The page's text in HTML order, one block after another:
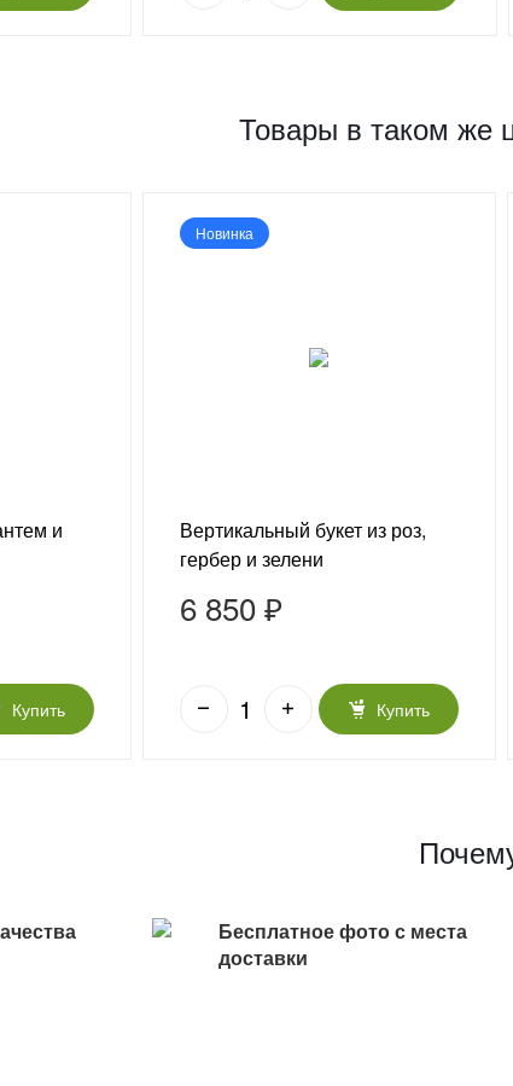
Товары в таком же
и
Купить
Новинка
Вертикальный букет из роз,
гербер и зелени
6 850 ₽
Купить
Бесплатное фото с места
доставки